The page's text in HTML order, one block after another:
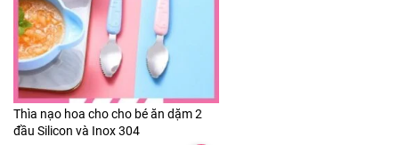
Thìa nạo hoa cho cho bé ăn dặm 2
đầu Silicon và Inox 304